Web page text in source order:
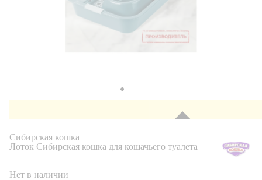
Сибирская кошка
Лоток Сибирская кошка для кошачьего туалета
Нет в наличии